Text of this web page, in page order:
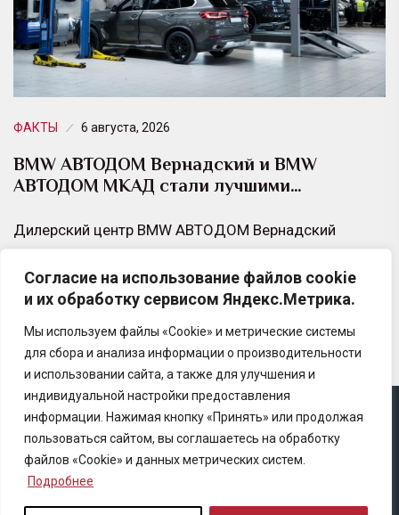
Согласие на использование файлов cookie
и их обработку сервисом Яндекс.Метрика.
Мы используем файлы «Cookie» и метрические системы
для сбора и анализа информации о производительности
и использовании сайта, а также для улучшения и
индивидуальной настройки предоставления
информации. Нажимая кнопку «Принять» или продолжая
пользоваться сайтом, вы соглашаетесь на обработку
файлов «Cookie» и данных метрических систем.
Подробнее
ФАКТЫ 6 августа, 2026
BMW АВТОДОМ Вернадский и BMW
АВТОДОМ МКАД стали лучшими…
Дилерский центр BMW АВТОДОМ Вернадский
удостоен почетной награды от сервиса 2ГИС в
номинации «Лучший автосервис в районе Тропарево-
Никулино за 2026 год».
Copyright © 2025 Ассоциация «Некоммерческого
партнерство содействия развитию страхового рынка
«Центр страховой безопасности»
Правила републикации